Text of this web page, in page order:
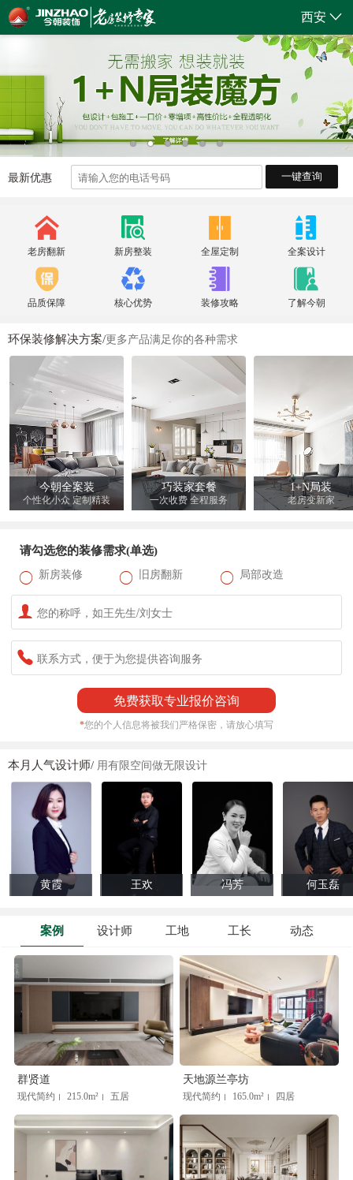
西安
最新优惠 一键查询
老房翻新 新房整装 全屋定制 全案设计
品质保障 核心优势 装修攻略 了解今朝
环保装修解决方案/更多产品满足你的各种需求
今朝全案装
个性化小众 定制精装
巧装家套餐
一次收费 全程服务
1+N局装
老房变新家
请勾选您的装修需求(单选)
新房装修 旧房翻新 局部改造
免费获取专业报价咨询
*您的个人信息将被我们严格保密，请放心填写
本月人气设计师/ 用有限空间做无限设计
黄霞 王欢 冯芳 何玉磊
案例 设计师 工地 工长 动态
群贤道
现代简约 | 215.0m² | 五居
天地源兰亭坊
现代简约 | 165.0m² | 四居